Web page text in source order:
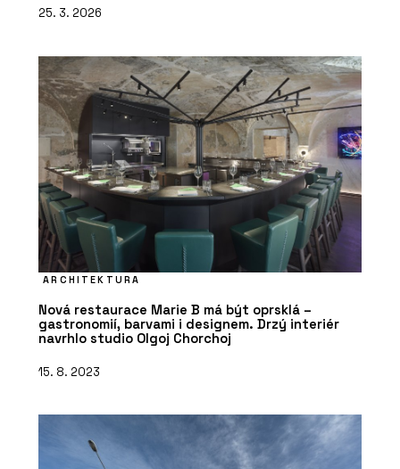
25. 3. 2026
ARCHITEKTURA
Nová restaurace Marie B má být oprsklá –
gastronomií, barvami i designem. Drzý interiér
navrhlo studio Olgoj Chorchoj
15. 8. 2023